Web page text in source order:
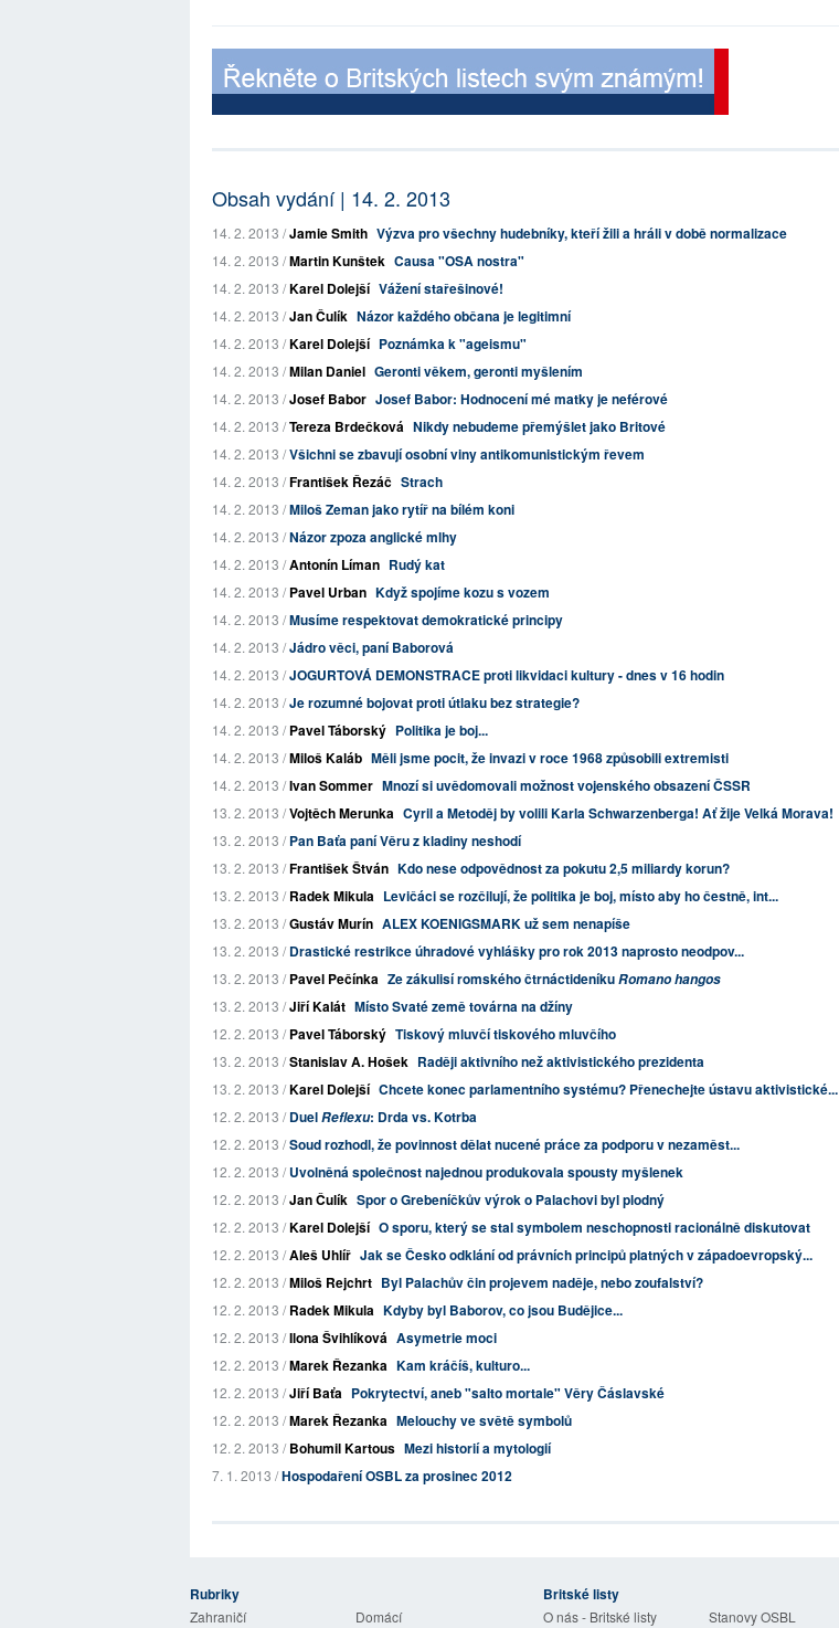
Obsah vydání | 14. 2. 2013
14. 2. 2013 /Jamie Smith Výzva pro všechny hudebníky, kteří žili a hráli v době normalizace
14. 2. 2013 /Martin Kunštek Causa "OSA nostra"
14. 2. 2013 /Karel Dolejší Vážení stařešinové!
14. 2. 2013 /Jan Čulík Názor každého občana je legitimní
14. 2. 2013 /Karel Dolejší Poznámka k "ageismu"
14. 2. 2013 /Milan Daniel Geronti věkem, geronti myšlením
14. 2. 2013 /Josef Babor Josef Babor: Hodnocení mé matky je neférové
14. 2. 2013 /Tereza Brdečková Nikdy nebudeme přemýšlet jako Britové
14. 2. 2013 /Všichni se zbavují osobní viny antikomunistickým řevem
14. 2. 2013 /František Řezáč Strach
14. 2. 2013 /Miloš Zeman jako rytíř na bílém koni
14. 2. 2013 /Názor zpoza anglické mlhy
14. 2. 2013 /Antonín Líman Rudý kat
14. 2. 2013 /Pavel Urban Když spojíme kozu s vozem
14. 2. 2013 /Musíme respektovat demokratické principy
14. 2. 2013 /Jádro věci, paní Baborová
14. 2. 2013 /JOGURTOVÁ DEMONSTRACE proti likvidaci kultury - dnes v 16 hodin
14. 2. 2013 /Je rozumné bojovat proti útlaku bez strategie?
14. 2. 2013 /Pavel Táborský Politika je boj...
14. 2. 2013 /Miloš Kaláb Měli jsme pocit, že invazi v roce 1968 způsobili extremisti
14. 2. 2013 /Ivan Sommer Mnozí si uvědomovali možnost vojenského obsazení ČSSR
13. 2. 2013 /Vojtěch Merunka Cyril a Metoděj by volili Karla Schwarzenberga! Ať žije Velká Morava!
13. 2. 2013 /Pan Baťa paní Věru z kladiny neshodí
13. 2. 2013 /František Štván Kdo nese odpovědnost za pokutu 2,5 miliardy korun?
13. 2. 2013 /Radek Mikula Levičáci se rozčilují, že politika je boj, místo aby ho čestně, int...
13. 2. 2013 /Gustáv Murín ALEX KOENIGSMARK už sem nenapíše
13. 2. 2013 /Drastické restrikce úhradové vyhlášky pro rok 2013 naprosto neodpov...
13. 2. 2013 /Pavel Pečínka Ze zákulisí romského čtrnáctideníkuRomano hangos
13. 2. 2013 /Jiří Kalát Místo Svaté země továrna na džíny
12. 2. 2013 /Pavel Táborský Tiskový mluvčí tiskového mluvčího
13. 2. 2013 /Stanislav A. Hošek Raději aktivního než aktivistického prezidenta
13. 2. 2013 /Karel Dolejší Chcete konec parlamentního systému? Přenechejte ústavu aktivistické...
12. 2. 2013 /DuelReflexu: Drda vs. Kotrba
12. 2. 2013 /Soud rozhodl, že povinnost dělat nucené práce za podporu v nezaměst...
12. 2. 2013 /Uvolněná společnost najednou produkovala spousty myšlenek
12. 2. 2013 /Jan Čulík Spor o Grebeníčkův výrok o Palachovi byl plodný
12. 2. 2013 /Karel Dolejší O sporu, který se stal symbolem neschopnosti racionálně diskutovat
12. 2. 2013 /Aleš Uhlíř Jak se Česko odklání od právních principů platných v západoevropský...
12. 2. 2013 /Miloš Rejchrt Byl Palachův čin projevem naděje, nebo zoufalství?
12. 2. 2013 /Radek Mikula Kdyby byl Baborov, co jsou Budějice...
12. 2. 2013 /Ilona Švihlíková Asymetrie moci
12. 2. 2013 /Marek Řezanka Kam kráčíš, kulturo...
12. 2. 2013 /Jiří Baťa Pokrytectví, aneb "salto mortale" Věry Čáslavské
12. 2. 2013 /Marek Řezanka Melouchy ve světě symbolů
12. 2. 2013 /Bohumil Kartous Mezi historií a mytologií
7. 1. 2013 /Hospodaření OSBL za prosinec 2012
Rubriky
Zahraničí Domácí
Britské listy
O nás - Britské listy Stanovy OSBL